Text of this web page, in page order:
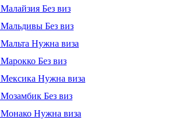
Малайзия Без виз
Мальдивы Без виз
Мальта Нужна виза
Марокко Без виз
Мексика Нужна виза
Мозамбик Без виз
Монако Нужна виза